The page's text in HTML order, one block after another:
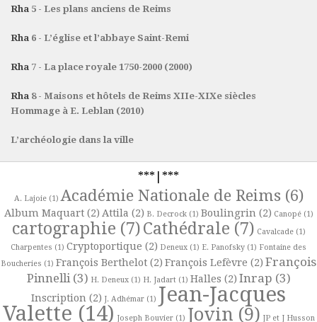
Rha 5 - Les plans anciens de Reims
Rha 6 - L’église et l’abbaye Saint-Remi
Rha 7 - La place royale 1750-2000 (2000)
Rha 8 - Maisons et hôtels de Reims XIIe-XIXe siècles
Hommage à E. Leblan (2010)
L’archéologie dans la ville
***|***
A. Lajoie(1) Académie Nationale de Reims (6)
Album Maquart(2) Attila (2) B. Decrock(1) Boulingrin (2) Canopé(1)
cartographie (7)Cathédrale (7) Cavalcade(1)
Charpentes (1) Cryptoportique (2) Deneux (1) E. Panofsky (1) Fontaine des
Boucheries (1) François Berthelot (2) François Lefèvre (2) François
Pinnelli (3) H. Deneux(1) H. Jadart(1) Halles (2) Inrap (3)
Inscription (2) J. Adhémar (1) Jean-Jacques
Valette (14) Joseph Bouvier(1) Jovin (9) JP et J Husson